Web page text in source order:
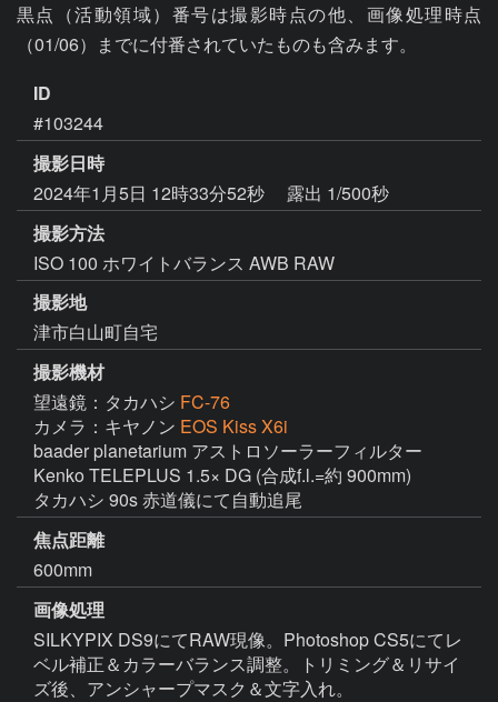
黒点（活動領域）番号は撮影時点の他、画像処理時点
（01/06）までに付番されていたものも含みます。
ID
#103244
撮影日時
2024年1月5日 12時33分52秒
露出 1/500秒
撮影方法
ISO 100 ホワイトバランス AWB RAW
撮影地
津市白山町自宅
撮影機材
望遠鏡：タカハシ FC-76
カメラ：キヤノン EOS Kiss X6i
baader planetarium アストロソーラーフィルター
Kenko TELEPLUS 1.5× DG (合成f.l.=約 900mm)
タカハシ 90s 赤道儀にて自動追尾
焦点距離
600mm
画像処理
SILKYPIX DS9にてRAW現像。Photoshop CS5にてレ
ベル補正＆カラーバランス調整。トリミング＆リサイ
ズ後、アンシャープマスク＆文字入れ。